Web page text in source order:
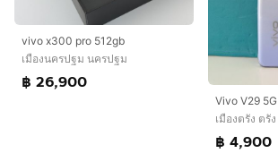
vivo x300 pro 512gb
เมืองนครปฐม นครปฐม
฿ 26,900
Vivo V29 5G
เมืองตรัง ตรัง
฿ 4,900